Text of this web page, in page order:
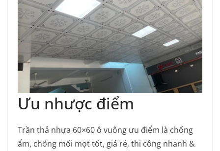
Ưu nhược điểm
Trần thả nhựa 60×60 ô vuông ưu điểm là chống
ẩm, chống mối mọt tốt, giá rẻ, thi công nhanh &